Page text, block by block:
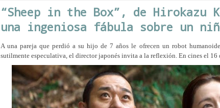
“Sheep in the Box”, de Hirokazu
una ingeniosa fábula sobre un
A una pareja que perdió a su hijo de 7 años le ofrecen un robot
sutilmente especulativa, el director japonés invita a la reflexión. En cines el 16